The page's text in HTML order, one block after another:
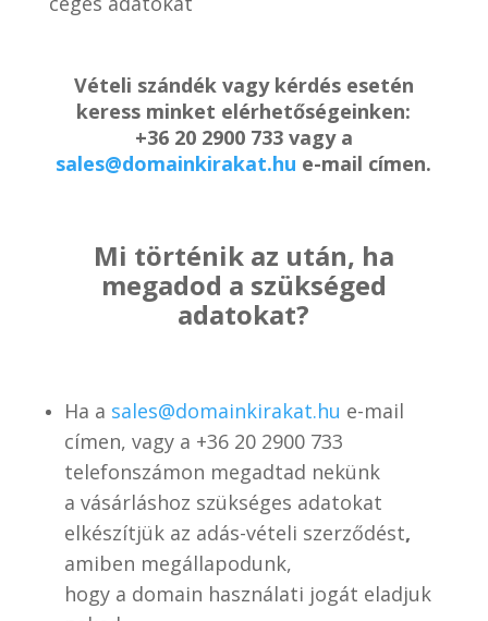
Vételi szándék vagy kérdés esetén
keress minket elérhetőségeinken:
+36 20 2900 733 vagy a
sales@domainkirakat.hu e-mail címen.
Mi történik az után, ha
megadod a szükséged
adatokat?
Ha a sales@domainkirakat.hu e-mail
címen, vagy a +36 20 2900 733
telefonszámon megadtad nekünk
a vásárláshoz szükséges adatokat
elkészítjük az adás-vételi szerződést,
amiben megállapodunk,
hogy a domain használati jogát eladjuk